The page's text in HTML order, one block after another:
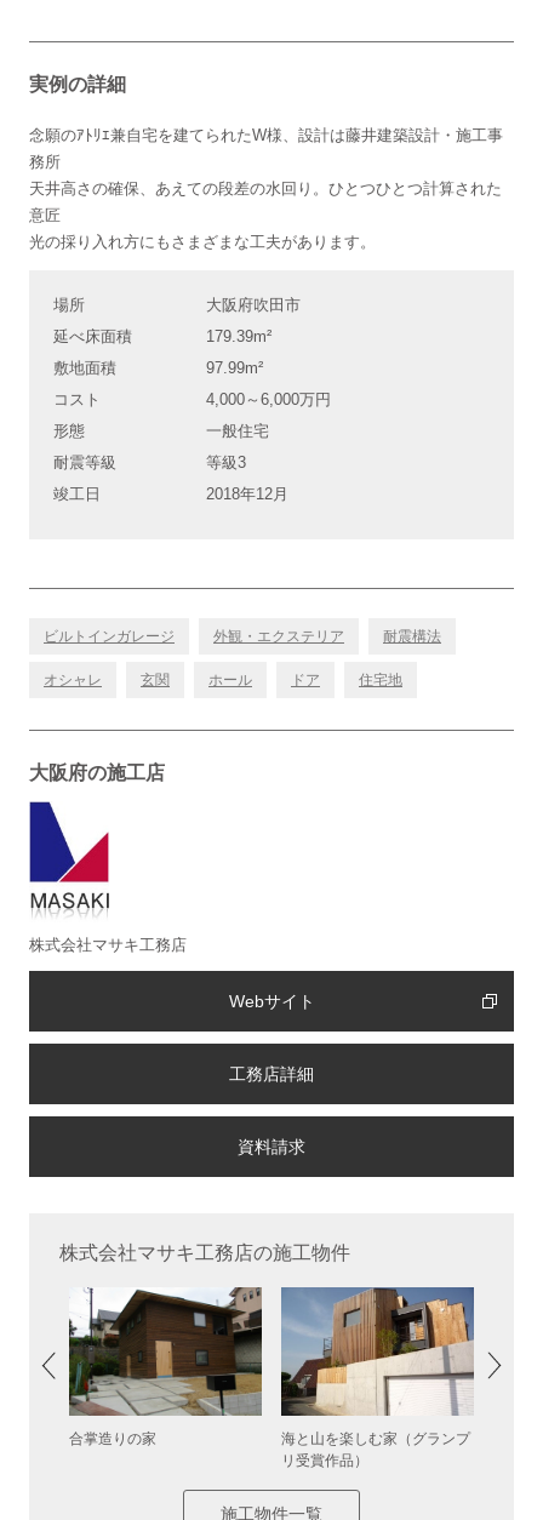
実例の詳細
念願のｱﾄﾘｴ兼自宅を建てられたW様、設計は藤井建築設計・施工事
務所
天井高さの確保、あえての段差の水回り。ひとつひとつ計算された
意匠
光の採り入れ方にもさまざまな工夫があります。
場所
大阪府吹田市
延べ床面積
179.39m²
敷地面積
97.99m²
コスト
4,000～6,000万円
形態
一般住宅
耐震等級
等級3
竣工日
2018年12月
ビルトインガレージ 外観・エクステリア 耐震構法
オシャレ 玄関 ホール ドア 住宅地
大阪府の施工店
株式会社マサキ工務店
Webサイト
工務店詳細
株式会社マサキ工務店の施工物件
合掌造りの家
海と山を楽しむ家（グランプ
リ受賞作品）
施工物件一覧